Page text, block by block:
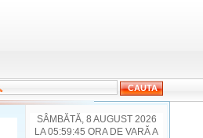
SÂMBĂTĂ, 8 AUGUST 2026
LA 05:59:45 ORA DE VARĂ A